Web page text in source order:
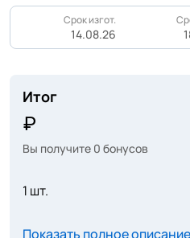
Срок изгот.
14.08.26
Итог
Вы получите 0 бонусов
1 шт.
Показать полное описание